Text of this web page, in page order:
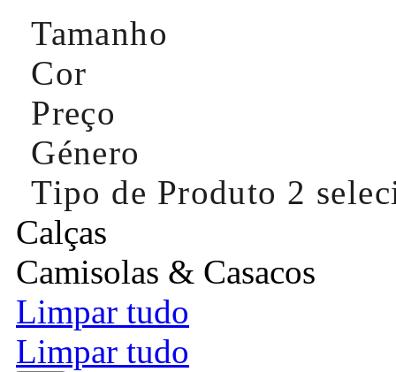
Tamanho
Cor
Preço
Género
Tipo de Produto 2
Calças
Camisolas & Casacos
Limpar tudo
Limpar tudo